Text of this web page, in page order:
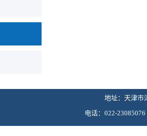
地址：天津市
电话：022-